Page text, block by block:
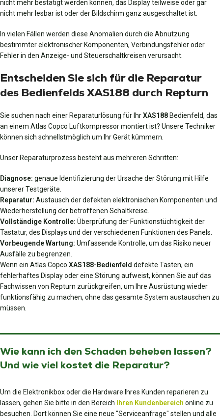
nicht mehr bestätigt werden können, das Display teilweise oder gar
nicht mehr lesbar ist oder der Bildschirm ganz ausgeschaltet ist.
In vielen Fällen werden diese Anomalien durch die Abnutzung
bestimmter elektronischer Komponenten, Verbindungsfehler oder
Fehler in den Anzeige- und Steuerschaltkreisen verursacht.
Entscheiden Sie sich für die Reparatur
des Bedienfelds XAS188 durch Repturn
Sie suchen nach einer Reparaturlösung für IhrXAS188 Bedienfeld, das
an einem Atlas Copco Luftkompressor montiert ist? Unsere Techniker
können sich schnellstmöglich um Ihr Gerät kümmern.
Unser Reparaturprozess besteht aus mehreren Schritten:
Diagnose: genaue Identifizierung der Ursache der Störung mit Hilfe
unserer Testgeräte.
Reparatur: Austausch der defekten elektronischen Komponenten und
Wiederherstellung der betroffenen Schaltkreise.
Vollständige Kontrolle: Überprüfung der Funktionstüchtigkeit der
Tastatur, des Displays und der verschiedenen Funktionen des Panels.
Vorbeugende Wartung: Umfassende Kontrolle, um das Risiko neuer
Ausfälle zu begrenzen.
Wenn ein Atlas Copco XAS188-Bedienfeld defekte Tasten, ein
fehlerhaftes Display oder eine Störung aufweist, können Sie auf das
Fachwissen von Repturn zurückgreifen, um Ihre Ausrüstung wieder
funktionsfähig zu machen, ohne das gesamte System austauschen zu
müssen.
Wie kann ich den Schaden beheben lassen?
Und wie viel kostet die Reparatur?
Um die Elektronikbox oder die Hardware Ihres Kunden reparieren zu
lassen, gehen Sie bitte in den Bereich
Ihren Kundenbereich online zu
besuchen. Dort können Sie eine neue "Serviceanfrage" stellen und alle